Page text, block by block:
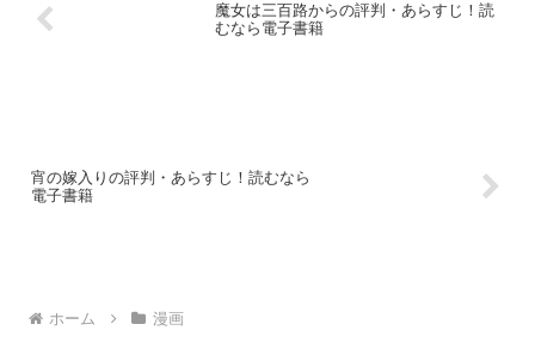
魔女は三百路からの評判・あらすじ！読
むなら電子書籍
宵の嫁入りの評判・あらすじ！読むなら
電子書籍
ホーム 漫画